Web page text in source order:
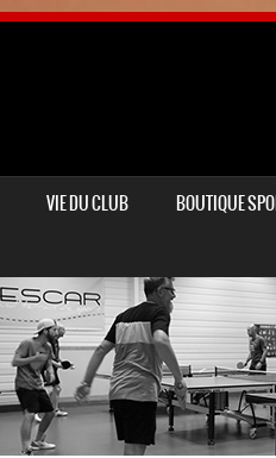
VIE DU CLUB BOUTIQUE